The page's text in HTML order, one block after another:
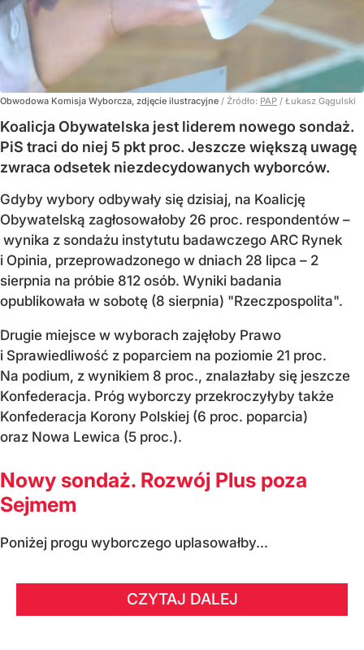
Obwodowa Komisja Wyborcza, zdjęcie ilustracyjne / Źródło: PAP / Łukasz Gągulski
Koalicja Obywatelska jest liderem nowego sondaż.
PiS traci do niej 5 pkt proc. Jeszcze większą uwagę
zwraca odsetek niezdecydowanych wyborców.
Gdyby wybory odbywały się dzisiaj, na Koalicję
Obywatelską zagłosowałoby 26 proc. respondentów –
wynika z sondażu instytutu badawczego ARC Rynek
i Opinia, przeprowadzonego w dniach 28 lipca – 2
sierpnia na próbie 812 osób. Wyniki badania
opublikowała w sobotę (8 sierpnia) "Rzeczpospolita".
Drugie miejsce w wyborach zajęłoby Prawo
i Sprawiedliwość z poparciem na poziomie 21 proc.
Na podium, z wynikiem 8 proc., znalazłaby się jeszcze
Konfederacja. Próg wyborczy przekroczyłyby także
Konfederacja Korony Polskiej (6 proc. poparcia)
oraz Nowa Lewica (5 proc.).
Nowy sondaż. Rozwój Plus poza
Sejmem
Poniżej progu wyborczego uplasowałby...
CZYTAJ DALEJ